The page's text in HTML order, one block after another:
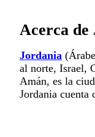
Acerca de
Jordania
al norte, Israel,
Amán, es la
Jordania cuenta